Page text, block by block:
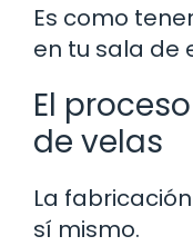
Es como
en tu sala de
El
de velas
La
sí mismo.